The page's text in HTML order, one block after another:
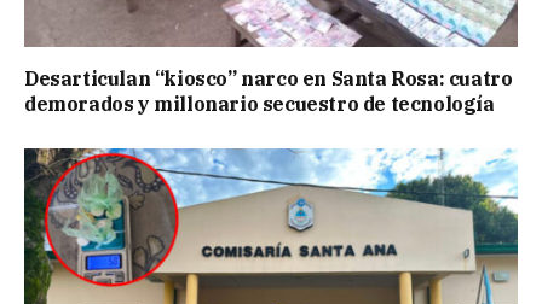
Desarticulan “kiosco” narco en Santa Rosa: cuatro
demorados y millonario secuestro de tecnología